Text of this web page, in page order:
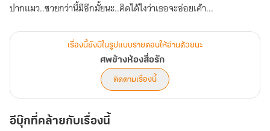
ปากแมว..ซวยกว่านี้มีอีกมั้ยนะ..คิดได้ไงว่าเธอจะอ่อยเค้า...
เรื่องนี้ยังมีในรูปแบบรายตอนให้อ่านด้วยนะ
ศพข้างห้องสื่่อรัก
ติดตามเรื่องนี้
อีบุ๊กที่คล้ายกับเรื่องนี้